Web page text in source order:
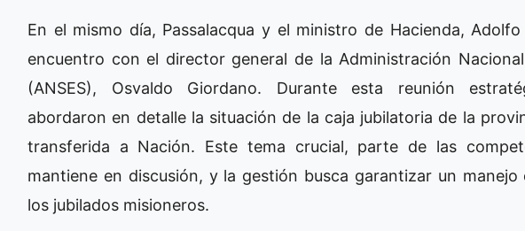
En el mismo día, Passalacqua y el ministro de Hacienda,
encuentro con el director general de la Administración
(ANSES), Osvaldo Giordano. Durante esta reunión
abordaron en detalle la situación de la caja jubilatoria de la
transferida a Nación. Este tema crucial, parte de las
mantiene en discusión, y la gestión busca garantizar un
los jubilados misioneros.